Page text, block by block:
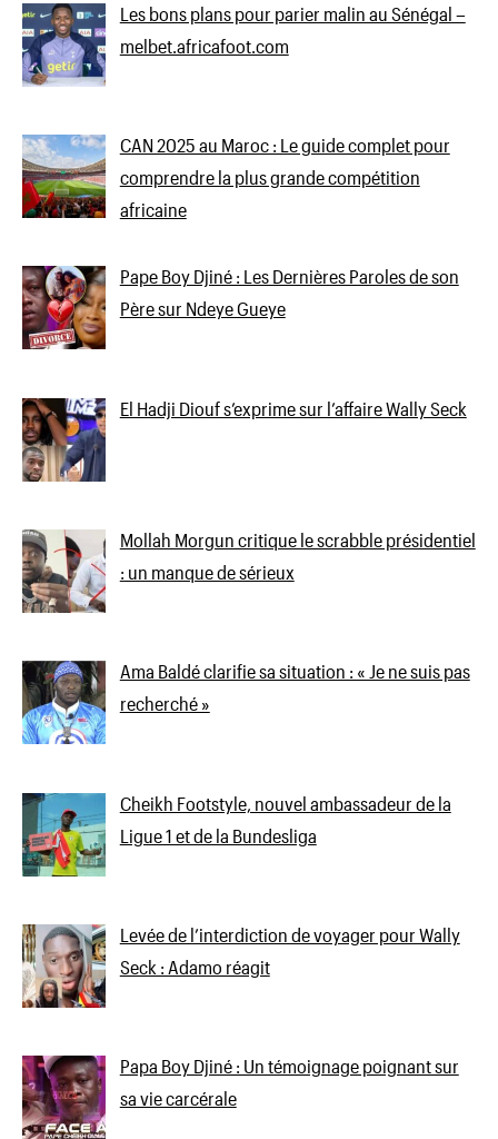
Les bons plans pour parier malin au Sénégal –
melbet.africafoot.com
CAN 2025 au Maroc : Le guide complet pour
comprendre la plus grande compétition
africaine
Pape Boy Djiné : Les Dernières Paroles de son
Père sur Ndeye Gueye
El Hadji Diouf s’exprime sur l’affaire Wally Seck
Mollah Morgun critique le scrabble présidentiel
: un manque de sérieux
Ama Baldé clarifie sa situation : « Je ne suis pas
recherché »
Cheikh Footstyle, nouvel ambassadeur de la
Ligue 1 et de la Bundesliga
Levée de l’interdiction de voyager pour Wally
Seck : Adamo réagit
Papa Boy Djiné : Un témoignage poignant sur
sa vie carcérale